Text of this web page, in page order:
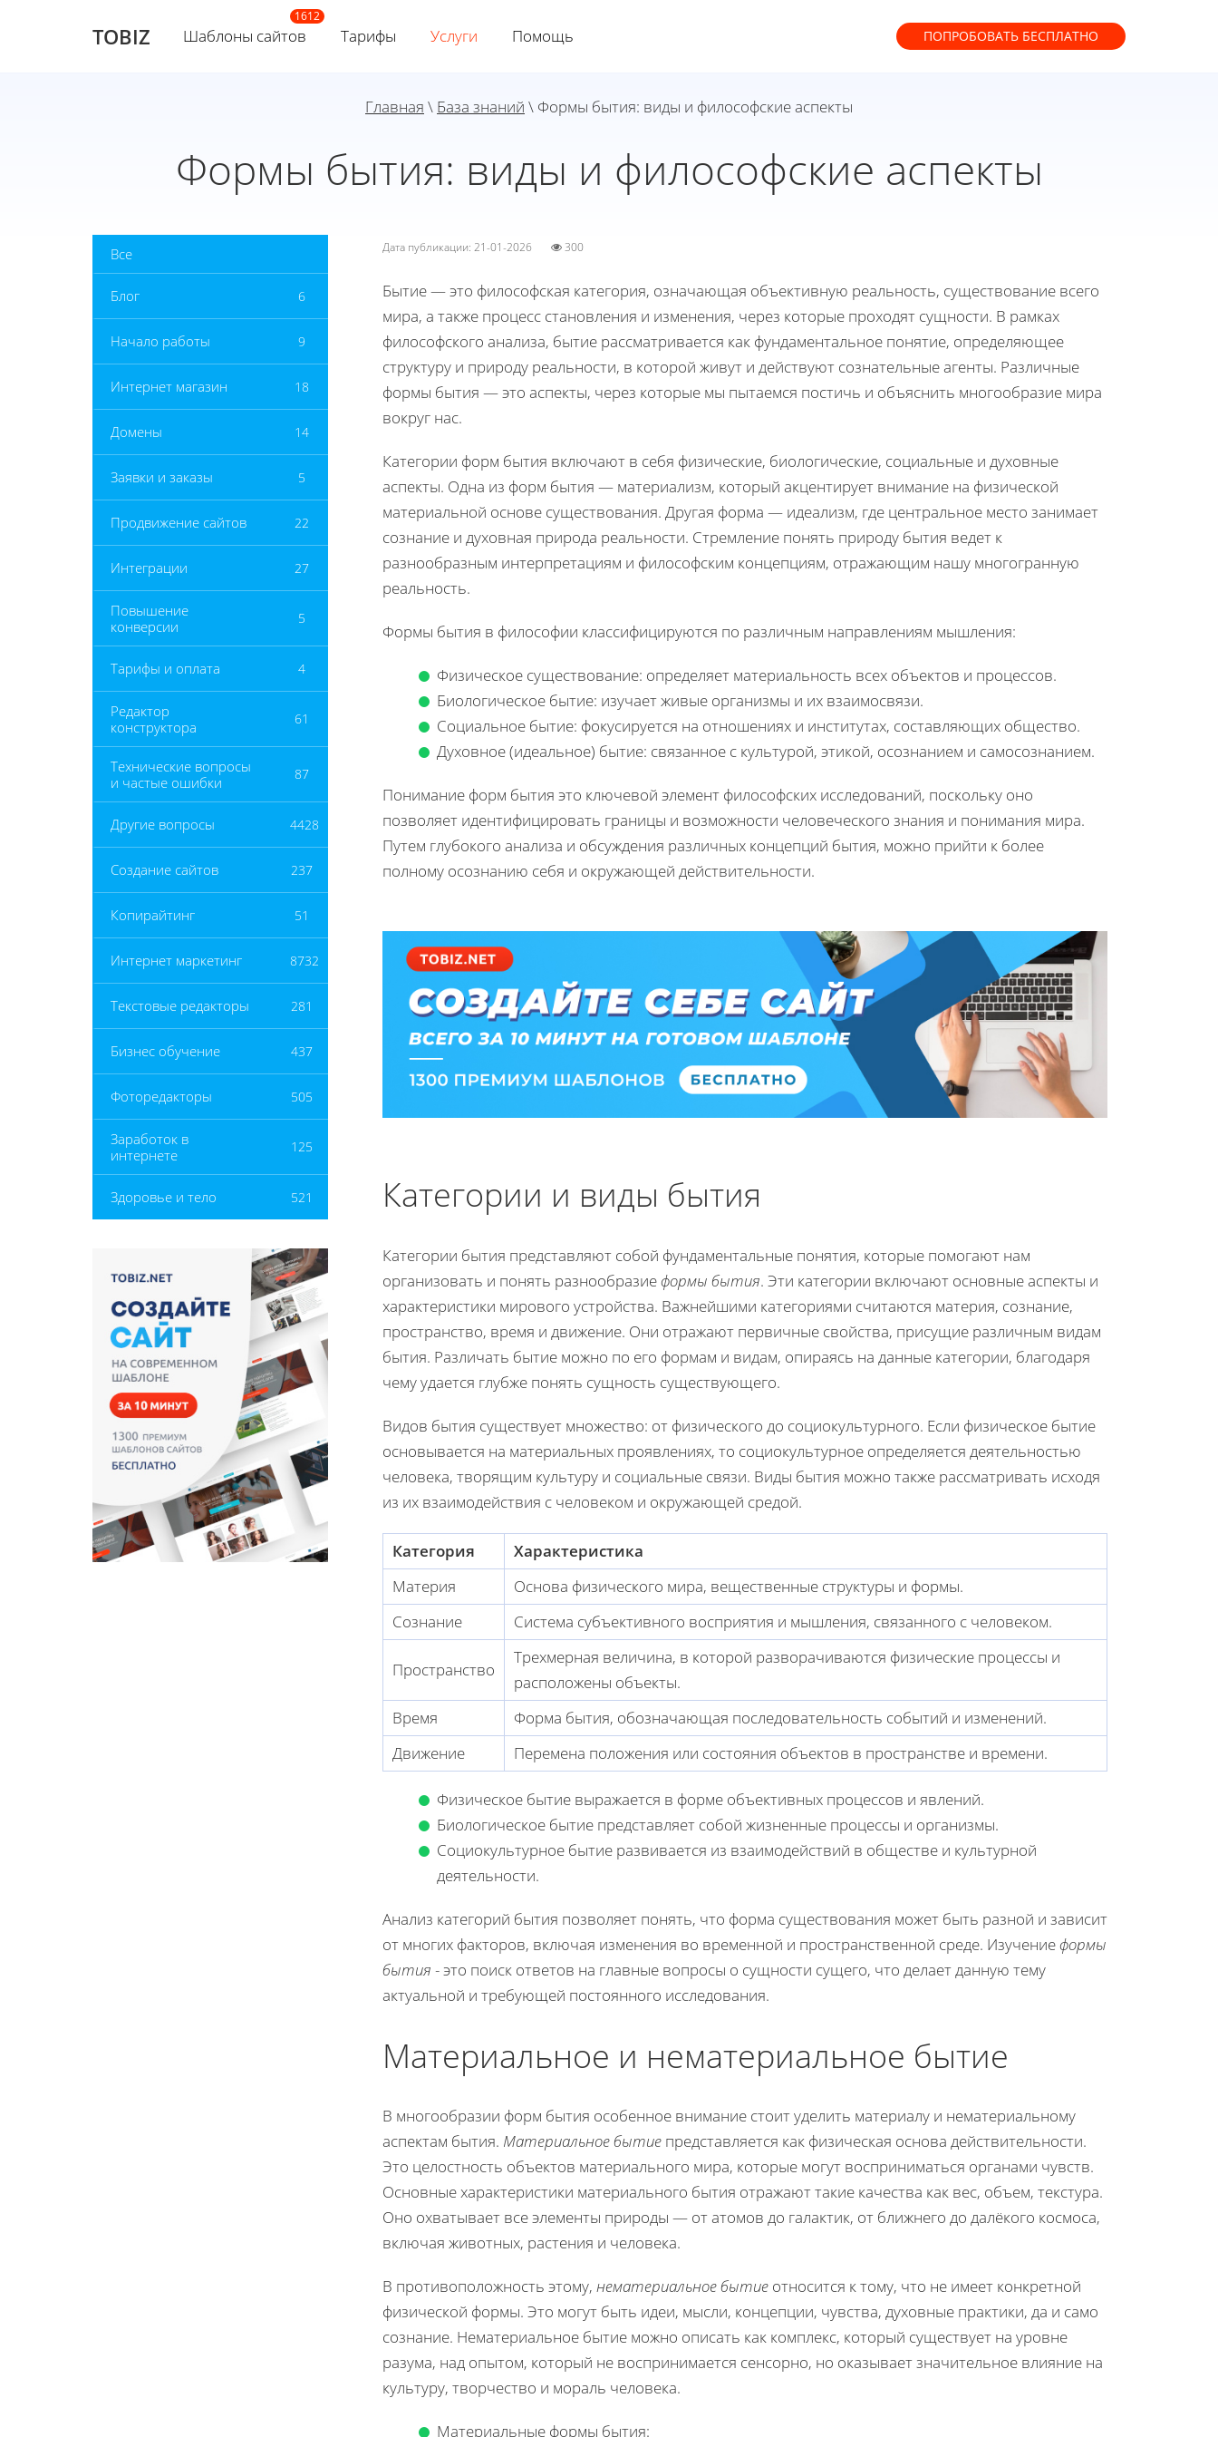
TOBIZ Шаблоны сайтов Тарифы Услуги Помощь ПОПРОБОВАТЬ БЕСПЛАТНО
Главная \ База знаний \ Формы бытия: виды и философские аспекты
Формы бытия: виды и философские аспекты
Все
Блог 6
Начало работы 9
Интернет магазин 18
Домены 14
Заявки и заказы 5
Продвижение сайтов 22
Интеграции 27
Повышение
конверсии
5
Тарифы и оплата 4
Редактор
конструктора
61
Технические вопросы
и частые ошибки
87
Другие вопросы 4428
Создание сайтов 237
Копирайтинг 51
Интернет маркетинг 8732
Текстовые редакторы 281
Бизнес обучение 437
Фоторедакторы 505
Заработок в
интернете
125
Здоровье и тело 521
Дата публикации: 21-01-2026 300
Бытие — это философская категория, означающая объективную реальность, существование всего
мира, а также процесс становления и изменения, через которые проходят сущности. В рамках
философского анализа, бытие рассматривается как фундаментальное понятие, определяющее
структуру и природу реальности, в которой живут и действуют сознательные агенты. Различные
формы бытия — это аспекты, через которые мы пытаемся постичь и объяснить многообразие мира
вокруг нас.
Категории форм бытия включают в себя физические, биологические, социальные и духовные
аспекты. Одна из форм бытия — материализм, который акцентирует внимание на физической
материальной основе существования. Другая форма — идеализм, где центральное место занимает
сознание и духовная природа реальности. Стремление понять природу бытия ведет к
разнообразным интерпретациям и философским концепциям, отражающим нашу многогранную
реальность.
Формы бытия в философии классифицируются по различным направлениям мышления:
Физическое существование: определяет материальность всех объектов и процессов.
Биологическое бытие: изучает живые организмы и их взаимосвязи.
Социальное бытие: фокусируется на отношениях и институтах, составляющих общество.
Духовное (идеальное) бытие: связанное с культурой, этикой, осознанием и самосознанием.
Понимание форм бытия это ключевой элемент философских исследований, поскольку оно
позволяет идентифицировать границы и возможности человеческого знания и понимания мира.
Путем глубокого анализа и обсуждения различных концепций бытия, можно прийти к более
полному осознанию себя и окружающей действительности.
Категории и виды бытия
Категории бытия представляют собой фундаментальные понятия, которые помогают нам
организовать и понять разнообразиеформы бытия. Эти категории включают основные аспекты и
характеристики мирового устройства. Важнейшими категориями считаются материя, сознание,
пространство, время и движение. Они отражают первичные свойства, присущие различным видам
бытия. Различать бытие можно по его формам и видам, опираясь на данные категории, благодаря
чему удается глубже понять сущность существующего.
Видов бытия существует множество: от физического до социокультурного. Если физическое бытие
основывается на материальных проявлениях, то социокультурное определяется деятельностью
человека, творящим культуру и социальные связи. Виды бытия можно также рассматривать исходя
из их взаимодействия с человеком и окружающей средой.
Категория
Характеристика
Материя
Основа физического мира, вещественные структуры и формы.
Сознание
Система субъективного восприятия и мышления, связанного с человеком.
Пространство
Трехмерная величина, в которой разворачиваются физические процессы и
расположены объекты.
Время
Форма бытия, обозначающая последовательность событий и изменений.
Движение
Перемена положения или состояния объектов в пространстве и времени.
Физическое бытие выражается в форме объективных процессов и явлений.
Биологическое бытие представляет собой жизненные процессы и организмы.
Социокультурное бытие развивается из взаимодействий в обществе и культурной
деятельности.
Анализ категорий бытия позволяет понять, что форма существования может быть разной и зависит
от многих факторов, включая изменения во временной и пространственной среде. Изучениеформы
бытия - это поиск ответов на главные вопросы о сущности сущего, что делает данную тему
актуальной и требующей постоянного исследования.
Материальное и нематериальное бытие
В многообразии форм бытия особенное внимание стоит уделить материалу и нематериальному
аспектам бытия. Материальное бытие представляется как физическая основа действительности.
Это целостность объектов материального мира, которые могут восприниматься органами чувств.
Основные характеристики материального бытия отражают такие качества как вес, объем, текстура.
Оно охватывает все элементы природы — от атомов до галактик, от ближнего до далёкого космоса,
включая животных, растения и человека.
В противоположность этому, нематериальное бытие относится к тому, что не имеет конкретной
физической формы. Это могут быть идеи, мысли, концепции, чувства, духовные практики, да и само
сознание. Нематериальное бытие можно описать как комплекс, который существует на уровне
разума, над опытом, который не воспринимается сенсорно, но оказывает значительное влияние на
культуру, творчество и мораль человека.
Материальные формы бытия: